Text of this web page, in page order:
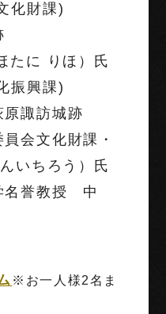
化財課)
に りほ）氏
振興課)
諏訪城跡
会文化財課・
いちろう）氏
誉教授 中
※お一人様2名ま